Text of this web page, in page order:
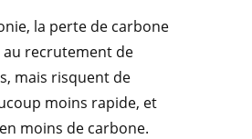
la perte de carbone
au recrutement de
mais risquent de
moins rapide, et
moins de carbone.